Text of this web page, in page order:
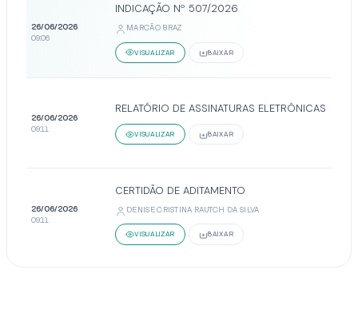
26/06/2026
09:06
INDICAÇÃO Nº 507/2026
MARCÃO BRAZ
VISUALIZAR BAIXAR
26/06/2026
09:11
RELATÓRIO DE ASSINATURAS ELETRÔNICAS
VISUALIZAR BAIXAR
26/06/2026
09:11
CERTIDÃO DE ADITAMENTO
DENISE CRISTINA RAUTCH DA SILVA
VISUALIZAR BAIXAR